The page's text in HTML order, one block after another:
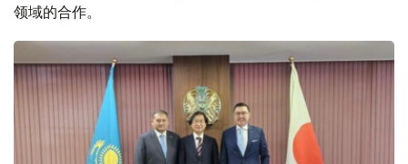
领域的合作。